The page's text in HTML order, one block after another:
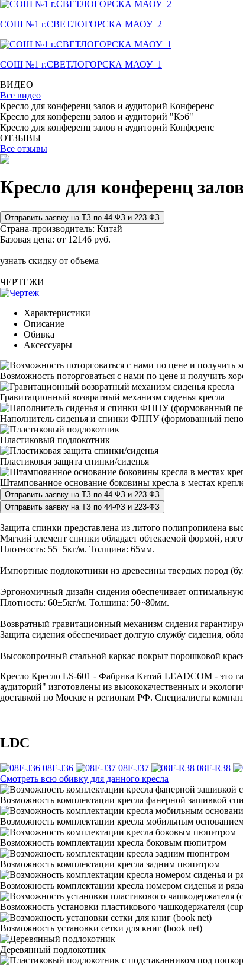
СОШ №1 г.СВЕТЛОГОРСКА МАОУ_2
СОШ №1 г.СВЕТЛОГОРСКА МАОУ_1
ВИДЕО
Все видео
Кресло для конференц залов и аудиторий Конференс
Кресло для конференц залов и аудиторий "Кэб"
Кресло для конференц залов и аудиторий Конференс
ОТЗЫВЫ
Все отзывы
Кресло для конференц
Страна-производитель: Китай
Базовая цена: от 12146 руб.
узнать скидку от объема
ЧЕРТЕЖИ
Характеристики
Описание
Обивка
Аксессуары
Возможность поторговаться с нами по цене и получить
Гравитационный возвратный механизм сиденья кресла
Наполнитель сиденья и спинки ФППУ (формованный
Пластиковый подлокотник
Пластиковая защита спинки/сиденья
Штампованное основание боковины кресла в местах
Защита спинки представлена из литого полипропилена
Мягкий элемент спинки обладает обтекаемой формой,
Плотность: 55±5кг/м. Толщина: 65мм.
Импортные подлокотники из древесины твердых пород
Эргономичный дизайн сидения обеспечивает
Плотность: 60±5кг/м. Толщина: 50~80мм.
Возвратный гравитационный механизм сидения
Защита сидения обеспечивает долгую службу сидения,
Высокопрочный стальной каркас покрыт порошковой
Кресло Кресло LS-601 - Фабрика Китай LEADCOM - это
аудиторий" изготовлены из высококачественных и
доставкой по Москве и регионам РФ. Специалисты
LDC
08F-J36 08F-J37 08F-R38
Смотреть всю обивку для данного кресла
Возможность комплектации кресла фанерной зашивкой
Возможность комплектации кресла мобильным
Возможность комплектации кресла боковым пюпитром
Возможность комплектации кресла задним пюпитром
Возможность комплектации кресла номером сиденья и ряда
Возможность установки пластикового чашкодержателя
Возможность установки сетки для книг (book net)
Деревянный подлокотник